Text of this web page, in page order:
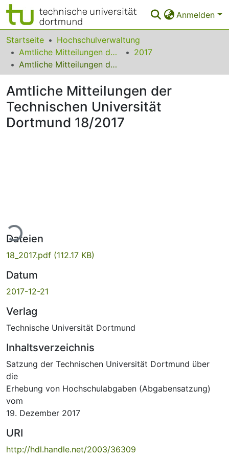
Anmelden
Bereiche & Sammlungen
Das gesamte Repositorium
FAQ
Leitlinien
Startseite
Hochschulverwaltung
Amtliche Mitteilungen der Technischen Universität Dortmund
2017
Amtliche Mitteilungen der Technischen Universität Dortmund 18/2017
Amtliche Mitteilungen der
Technischen Universität
Dortmund 18/2017
Dateien
18_2017.pdf (112.17 KB)
Datum
2017-12-21
Verlag
Technische Universität Dortmund
Inhaltsverzeichnis
Satzung der Technischen Universität Dortmund über
die
Erhebung von Hochschulabgaben (Abgabensatzung)
vom
19. Dezember 2017
URI
http://hdl.handle.net/2003/36309